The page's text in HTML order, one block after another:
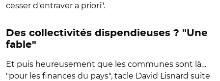
cesser d'entraver a priori".
Des collectivités dispendieuses ? "Une
fable"
Et puis heureusement que les communes sont là…
"pour les finances du pays", tacle David Lisnard suite